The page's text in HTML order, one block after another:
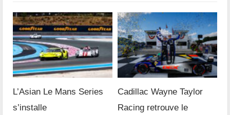
L’Asian Le Mans Series
s’installe
Cadillac Wayne Taylor
Racing retrouve le